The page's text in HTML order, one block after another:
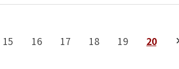
15 16 17 18 19 20